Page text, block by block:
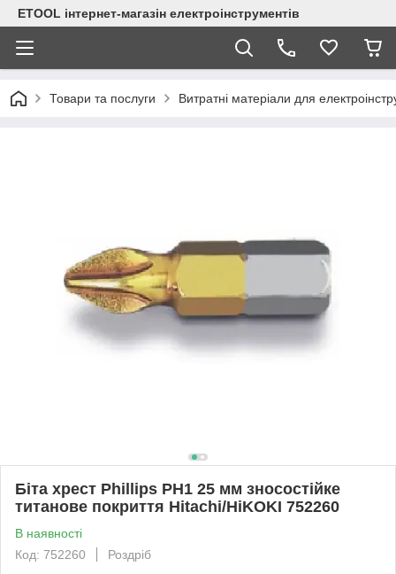
ETOOL інтернет-магазін електроінструментів
Товари та послуги Витратні матеріали для
Біта хрест Phillips PH1 25 мм зносостійке
титанове покриття Hitachi/HiKOKI 752260
В наявності
Код: 752260
Роздріб